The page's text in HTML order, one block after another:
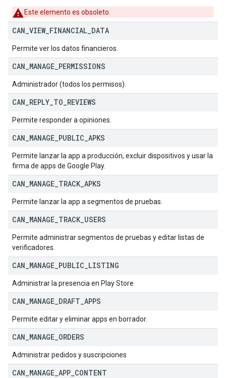
Este elemento es obsoleto.
CAN VIEW_ FINANCIAL DATA
Permite ver los datos financieros.
CAN MANAGE PERMISSIONS
Administrador (todos los permisos).
CAN REPLY TO REVIEWS
Permite responder a opiniones.
CAN MANAGE PUBLIC APKS
Permite lanzar la app a producción, excluir dispositivos y usar la
firma de apps de Google Play.
CAN MANAGE TRACK APKS
Permite lanzar la app a segmentos de pruebas.
CAN MANAGE TRACK USERS
Permite administrar segmentos de pruebas y editar listas de
verificadores.
CAN MANAGE PUBLIC LISTING
Administrar la presencia en Play Store
CAN MANAGE DRAFT APPS
Permite editar y eliminar apps en borrador.
CAN MANAGE ORDERS
Administrar pedidos y suscripciones
CAN MANAGE APP CONTENT